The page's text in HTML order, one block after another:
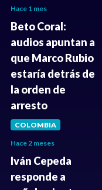
Hace 1 mes
Beto Coral:
audios apuntan a
que Marco Rubio
estaría detrás de
la orden de
arresto
COLOMBIA
Hace 2 meses
Iván Cepeda
responde a